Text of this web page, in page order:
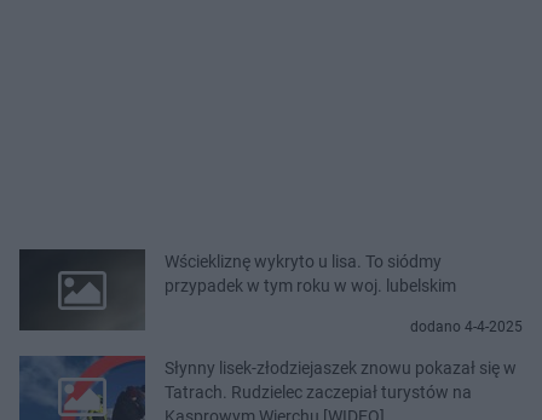
Wściekliznę wykryto u lisa. To siódmy
przypadek w tym roku w woj. lubelskim
dodano 4-4-2025
Słynny lisek-złodziejaszek znowu pokazał się w
Tatrach. Rudzielec zaczepiał turystów na